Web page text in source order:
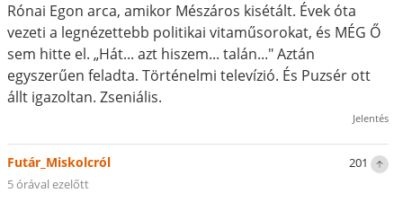
Rónai Egon arca, amikor Mészáros kisétált. Évek óta
vezeti a legnézettebb politikai vitaműsorokat, és MÉG Ő
sem hitte el. „Hát... azt hiszem... talán..." Aztán
egyszerűen feladta. Történelmi televízió. És Puzsér ott
állt igazoltan. Zseniális.
Jelentés
201
Futár_Miskolcról
5 órával ezelőtt